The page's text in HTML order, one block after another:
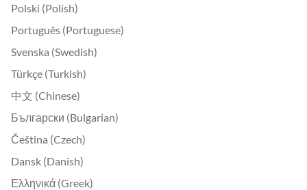
Polski (Polish)
Português (Portuguese)
Svenska (Swedish)
Türkçe (Turkish)
中文 (Chinese)
Български (Bulgarian)
Čeština (Czech)
Dansk (Danish)
Ελληνικά (Greek)